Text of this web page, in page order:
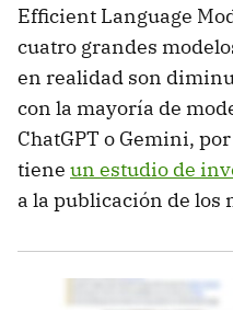
Efficient Language
cuatro grandes
en realidad son
con la mayoría de
ChatGPT o Gemini,
tiene un estudio de
a la publicación de los